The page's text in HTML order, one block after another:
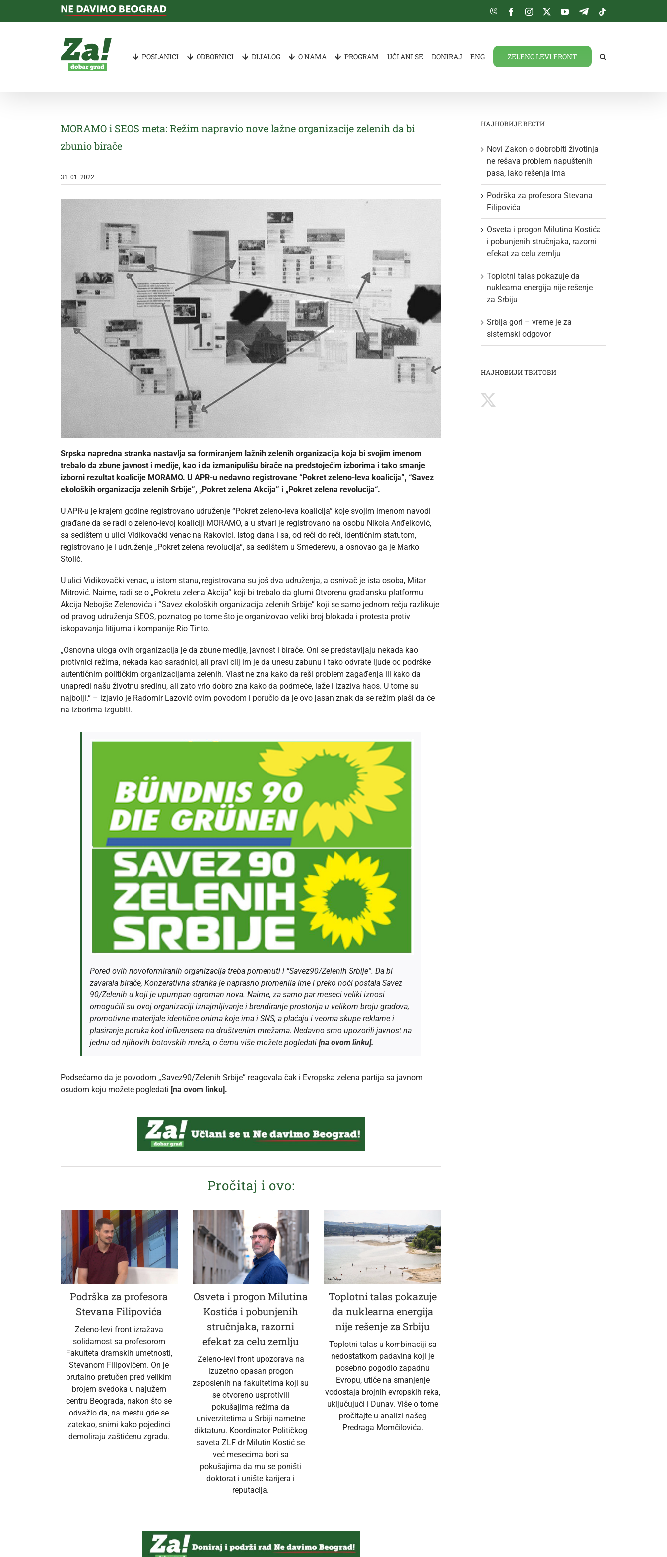
Viber FacebookInstagram
TwitterYouTube
Telegram
POSLANICI ODBORNICI DIJALOG O NAMA PROGRAM UČLANI SE DONIRAJ ENG ZELENO LEVI FRONT
MORAMO i SEOS meta: Režim napravio nove lažne organizacije zelenih da bi
zbunio birače
31. 01. 2022.
Srpska napredna stranka nastavlja sa formiranjem lažnih zelenih organizacija koja bi svojim imenom
trebalo da zbune javnost i medije, kao i da izmanipulišu birače na predstojećim izborima i tako smanje
izborni rezultat koalicije MORAMO. U APR-u nedavno registrovane “Pokret zeleno-leva koalicija”, “Savez
ekoloških organizacija zelenih Srbije”, „Pokret zelena Akcija” i „Pokret zelena revolucija“.
U APR-u je krajem godine registrovano udruženje “Pokret zeleno-leva koalicija” koje svojim imenom navodi
građane da se radi o zeleno-levoj koaliciji MORAMO, a u stvari je registrovano na osobu Nikola Anđelković,
sa sedištem u ulici Vidikovački venac na Rakovici. Istog dana i sa, od reči do reči, identičnim statutom,
registrovano je i udruženje „Pokret zelena revolucija“, sa sedištem u Smederevu, a osnovao ga je Marko
Stolić.
U ulici Vidikovački venac, u istom stanu, registrovana su još dva udruženja, a osnivač je ista osoba, Mitar
Mitrović. Naime, radi se o „Pokretu zelena Akcija“ koji bi trebalo da glumi Otvorenu građansku platformu
Akcija Nebojše Zelenovića i “Savez ekoloških organizacija zelenih Srbije” koji se samo jednom rečju razlikuje
od pravog udruženja SEOS, poznatog po tome što je organizovao veliki broj blokada i protesta protiv
iskopavanja litijuma i kompanije Rio Tinto.
„Osnovna uloga ovih organizacija je da zbune medije, javnost i birače. Oni se predstavljaju nekada kao
protivnici režima, nekada kao saradnici, ali pravi cilj im je da unesu zabunu i tako odvrate ljude od podrške
autentičnim političkim organizacijama zelenih. Vlast ne zna kako da reši problem zagađenja ili kako da
unapredi našu životnu sredinu, ali zato vrlo dobro zna kako da podmeće, laže i izaziva haos. U tome su
najbolji.“ – izjavio je Radomir Lazović ovim povodom i poručio da je ovo jasan znak da se režim plaši da će
na izborima izgubiti.
Pored ovih novoformiranih organizacija treba pomenuti i “Savez90/Zelenih Srbije”. Da bi
zavarala birače, Konzerativna stranka je naprasno promenila ime i preko noći postala Savez
90/Zelenih u koji je upumpan ogroman nova. Naime, za samo par meseci veliki iznosi
omogućili su ovoj organizaciji iznajmljivanje i brendiranje prostorija u velikom broju gradova,
promotivne materijale identične onima koje ima i SNS, a plaćaju i veoma skupe reklame i
plasiranje poruka kod influensera na društvenim mrežama. Nedavno smo upozorili javnost na
jednu od njihovih botovskih mreža, o čemu više možete pogledati [na ovom linku].
Podsećamo da je povodom „Savez90/Zelenih Srbije” reagovala čak i Evropska zelena partija sa javnom
osudom koju možete pogledati [na ovom linku].
Pročitaj i ovo:
Podrška za profesora
Stevana Filipovića
Zeleno-levi front izražava
solidarnost sa profesorom
Fakulteta dramskih umetnosti,
Stevanom Filipovićem. On je
brutalno pretučen pred velikim
brojem svedoka u najužem
centru Beograda, nakon što se
odvažio da, na mestu gde se
zatekao, snimi kako pojedinci
demoliraju zaštićenu zgradu.
Osveta i progon Milutina
Kostića i pobunjenih
stručnjaka, razorni
efekat za celu zemlju
Zeleno-levi front upozorava na
izuzetno opasan progon
zaposlenih na fakultetima koji su
se otvoreno usprotivili
pokušajima režima da
univerzitetima u Srbiji nametne
diktaturu. Koordinator Političkog
saveta ZLF dr Milutin Kostić se
već mesecima bori sa
pokušajima da mu se poništi
doktorat i unište karijera i
reputacija.
Toplotni talas pokazuje
da nuklearna energija
nije rešenje za Srbiju
Toplotni talas u kombinaciji sa
nedostatkom padavina koji je
posebno pogodio zapadnu
Evropu, utiče na smanjenje
vodostaja brojnih evropskih reka,
uključujući i Dunav. Više o tome
pročitajte u analizi našeg
Predraga Momčilovića.
НАЈНОВИЈЕ ВЕСТИ
Novi Zakon o dobrobiti životinja
ne rešava problem napuštenih
pasa, iako rešenja ima
Podrška za profesora Stevana
Filipovića
Osveta i progon Milutina Kostića
i pobunjenih stručnjaka, razorni
efekat za celu zemlju
Toplotni talas pokazuje da
nuklearna energija nije rešenje
za Srbiju
Srbija gori – vreme je za
sistemski odgovor
НАЈНОВИЈИ ТВИТОВИ